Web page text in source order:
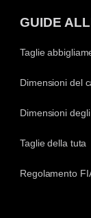
GUIDE
Taglie
Dimensioni del
Dimensioni
Taglie della tuta
Regolamento